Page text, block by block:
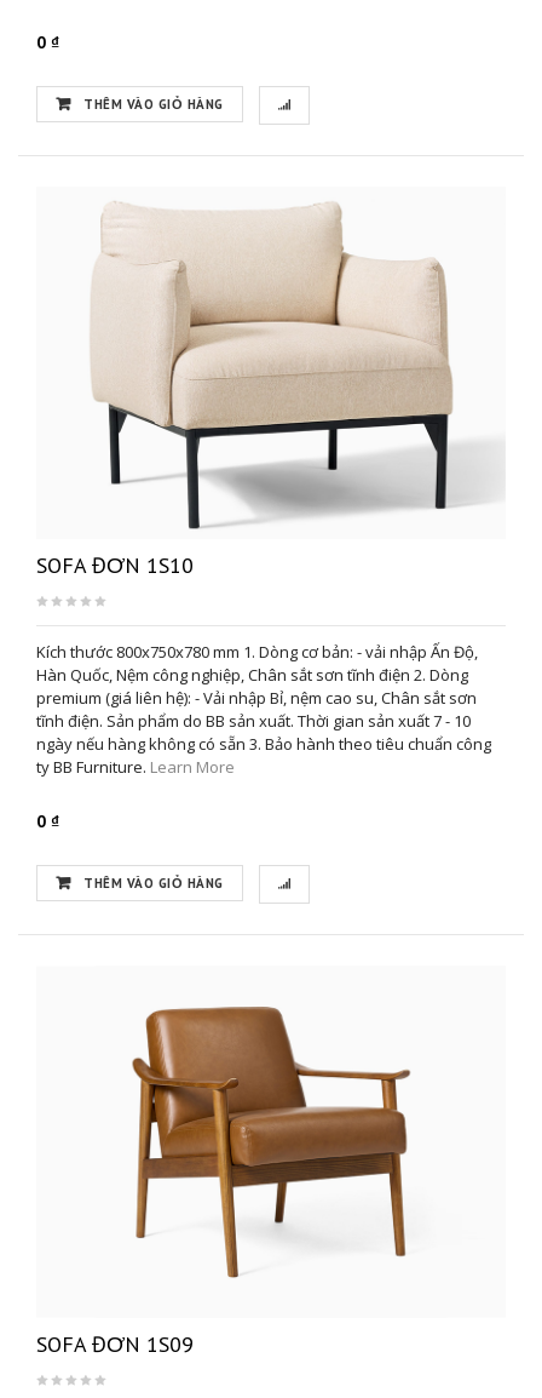
0 ₫
THÊM VÀO GIỎ HÀNG
SOFA ĐƠN 1S10
Kích thước 800x750x780 mm 1. Dòng cơ bản: - vải nhập Ấn Độ,
Hàn Quốc, Nệm công nghiệp, Chân sắt sơn tĩnh điện 2. Dòng
premium (giá liên hệ): - Vải nhập Bỉ, nệm cao su, Chân sắt sơn
tĩnh điện. Sản phẩm do BB sản xuất. Thời gian sản xuất 7 - 10
ngày nếu hàng không có sẵn 3. Bảo hành theo tiêu chuẩn công
ty BB Furniture. Learn More
0 ₫
THÊM VÀO GIỎ HÀNG
SOFA ĐƠN 1S09